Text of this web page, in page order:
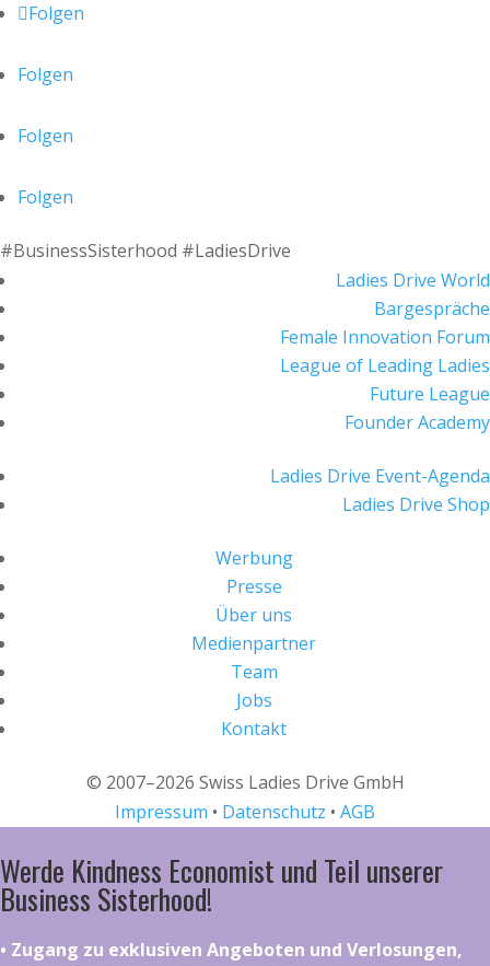
Folgen
Folgen
Folgen
Folgen
#BusinessSisterhood #LadiesDrive
Ladies Drive World
Bargespräche
Female Innovation Forum
League of Leading Ladies
Future League
Founder Academy
Ladies Drive Event-Agenda
Ladies Drive Shop
Werbung
Presse
Über uns
Medienpartner
Team
Jobs
Kontakt
© 2007–2026 Swiss Ladies Drive GmbH
Impressum • Datenschutz • AGB
Werde Kindness Economist und Teil unserer
Business Sisterhood!
•⁠ ⁠⁠Zugang zu exklusiven Angeboten und Verlosungen,